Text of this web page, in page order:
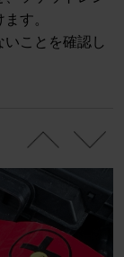
す。
ことを確認し